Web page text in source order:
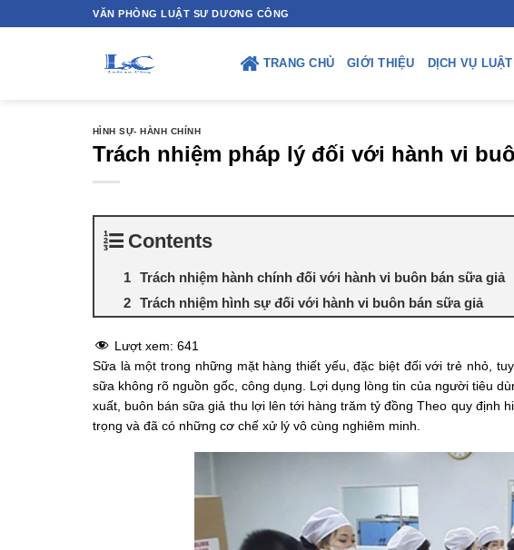
to
VĂN PHÒNG LUẬT SƯ DƯƠNG CÔNG
TRANG CHỦ GIỚI THIỆU DỊCH VỤ
HÌNH SỰ- HÀNH CHÍNH
Trách nhiệm pháp lý đối với hành vi
Contents
Trách nhiệm hành chính đối với hành vi buôn bán sữa giả
Trách nhiệm hình sự đối với hành vi buôn bán sữa giả
Lượt xem: 641
Sữa là một trong những mặt hàng thiết yếu, đặc biệt đối với trẻ nhỏ,
sữa không rõ nguồn gốc, công dụng. Lợi dụng lòng tin của người tiêu
xuất, buôn bán sữa giả thu lợi lên tới hàng trăm tỷ đồng Theo quy định
trọng và đã có những cơ chế xử lý vô cùng nghiêm minh.